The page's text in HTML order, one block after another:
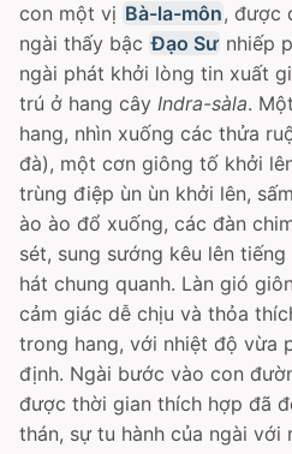
con một vị Bà-la-môn, được
ngài thấy bậc Ðạo Sư nhiếp
ngài phát khởi lòng tin xuất
trú ở hang cây Indra-sàla.
hang, nhìn xuống các thửa
đà), một cơn giông tố khởi
trùng điệp ùn ùn khởi lên,
ào ào đổ xuống, các đàn
sét, sung sướng kêu lên
hát chung quanh. Làn gió
cảm giác dễ chịu và thỏa
trong hang, với nhiệt độ vừa
định. Ngài bước vào con
được thời gian thích hợp đã
thán, sự tu hành của ngài với